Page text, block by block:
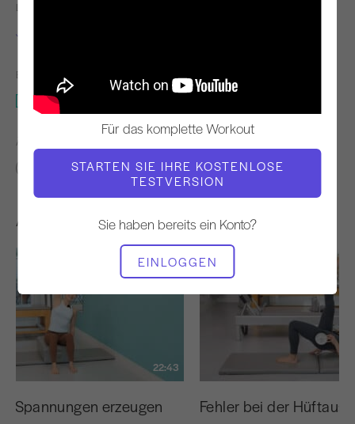
Für das komplette Workout
STARTEN SIE IHRE KOSTENLOSE
TESTVERSION
Sie haben bereits ein Konto?
EINLOGGEN
LEHRER
Jessica Marcussen
BENÖTIGTE AUSRÜSTUNG
Matte
ÄHNLICHE KLASSEN FINDEN FÜR
Zwischenbericht
20 - 30 min Matte
Andere Workouts, die Ihnen gefallen könnten
22:43
Spannungen erzeugen
Fehler bei der